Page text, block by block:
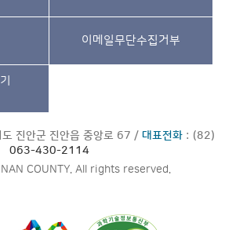
이메일무단수집거부
진안군 진안읍 중앙로 67 / 대표전화: (82)
063-430-2114
COUNTY. All rights reserved.